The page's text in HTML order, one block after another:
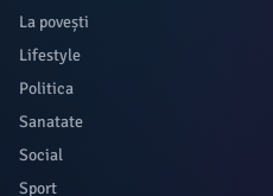
La povești
Lifestyle
Politica
Sanatate
Social
Sport